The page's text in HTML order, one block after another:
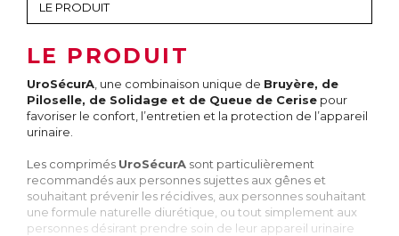
LE PRODUIT
UroSécurA , une combinaison unique de Bruyère, de
Piloselle, de Solidage et de Queue de Cerise pour
favoriser le confort, l’entretien et la protection de l’appareil
urinaire.
Les comprimés UroSécurA sont particulièrement
recommandés aux personnes sujettes aux gênes et
souhaitant prévenir les récidives, aux personnes souhaitant
une formule naturelle diurétique, ou tout simplement aux
personnes désirant prendre soin de leur appareil urinaire